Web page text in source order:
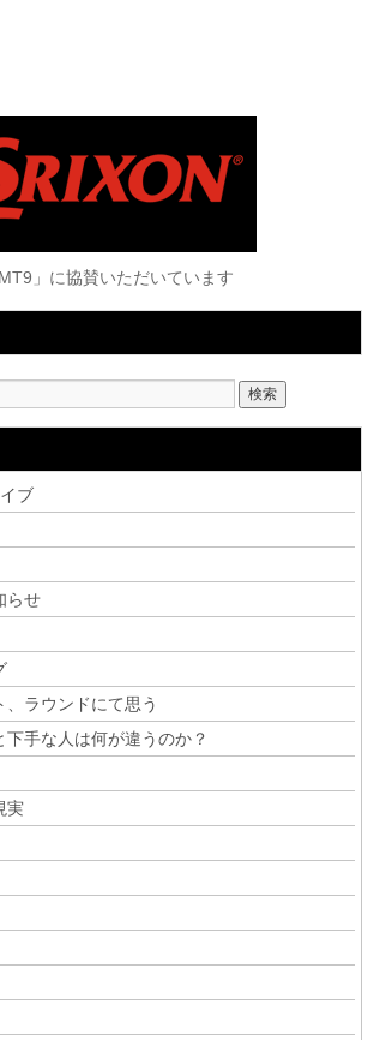
」に協賛いただいています
ブ
らせ
、ラウンドにて思う
下手な人は何が違うのか？
実